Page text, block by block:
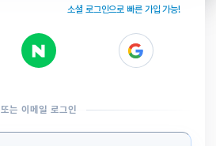
소셜 로그인으로 빠른 가입 가능!
또는 이메일 로그인